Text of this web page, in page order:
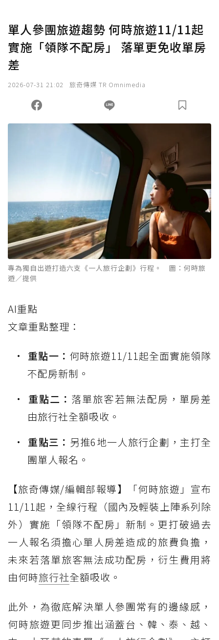
確認送出
您當前剩餘 U 利點數：0點；前往 購買點數
單人參團旅遊趨勢 何時旅遊11/11起
實施「領隊不配房」 落單更免收單房
差
2026-07-31 21:02 旅奇傳媒 TR Omnimedia
專為獨自出遊打造六支《一人旅行企劃》行程。 圖：何時旅
遊／提供
AI重點
文章重點整理：
重點一： 何時旅遊11/11起全面實施領隊
不配房新制。
重點二： 落單旅客若無法配房，單房差
由旅行社全額吸收。
重點三： 另推6地一人旅行企劃，主打全
團單人報名。
【旅奇傳媒/編輯部報導】「何時旅遊」宣布
11/11起，全線行程（國內及輕裝上陣系列除
外）實施「領隊不配房」新制。更打破過去
一人報名須擔心單人房差造成的旅費負擔，
未來若落單旅客無法成功配房，衍生費用將
由何時旅行社全額吸收。
此外，為徹底解決單人參團常有的邊緣感，
何時旅遊更同步推出涵蓋台、韓、泰、越、